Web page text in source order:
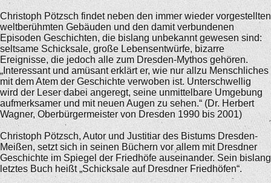
Christoph Pötzsch findet neben den immer wieder vorgestellten
weltberühmten Gebäuden und den damit verbundenen
Episoden Geschichten, die bislang unbekannt gewesen sind:
seltsame Schicksale, große Lebensentwürfe, bizarre
Ereignisse, die jedoch alle zum Dresden-Mythos gehören.
„Interessant und amüsant erklärt er, wie nur allzu Menschliches
mit dem Atem der Geschichte verwoben ist. Unterschwellig
wird der Leser dabei angeregt, seine unmittelbare Umgebung
aufmerksamer und mit neuen Augen zu sehen.“ (Dr. Herbert
Wagner, Oberbürgermeister von Dresden 1990 bis 2001)
Christoph Pötzsch, Autor und Justitiar des Bistums Dresden-
Meißen, setzt sich in seinen Büchern vor allem mit Dresdner
Geschichte im Spiegel der Friedhöfe auseinander. Sein bislang
letztes Buch heißt „Schicksale auf Dresdner Friedhöfen“.